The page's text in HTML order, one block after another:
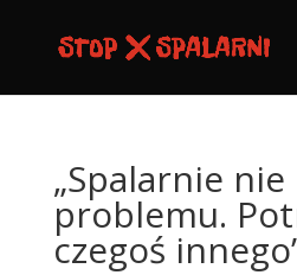
„Spalarnie
problemu.
czegoś